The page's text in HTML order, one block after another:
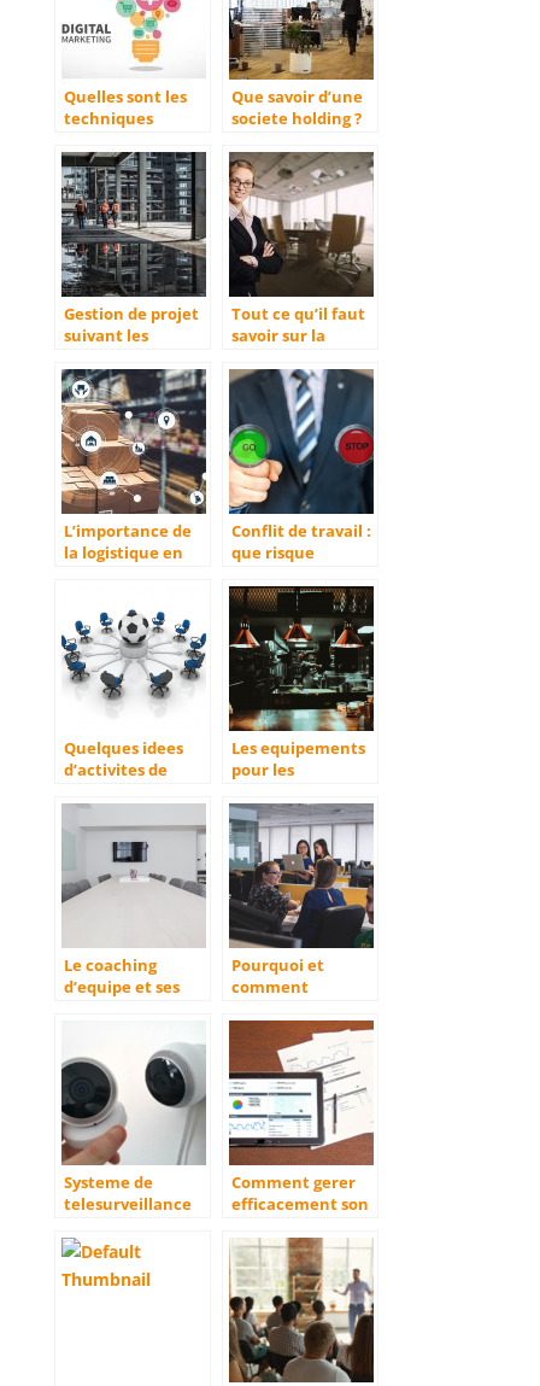
Quelles sont les
techniques
utiliser en 2022
pour booster son
developpement ?
Que savoir d’une
societe holding ?
Gestion de projet
suivant les
Tout ce qu’il faut
savoir sur la
actions simplifiée
L’importance de
la logistique en
Conflit de travail :
que risque
Quelques idees
d’activites de
d’entreprises
Les equipements
pour les
la cuisine.
Le coaching
d’equipe et ses
Pourquoi et
comment
evenements
d’entreprise ?
Systeme de
telesurveillance
quels sont les
avantages ?
Comment gerer
efficacement son
hoteliere ?